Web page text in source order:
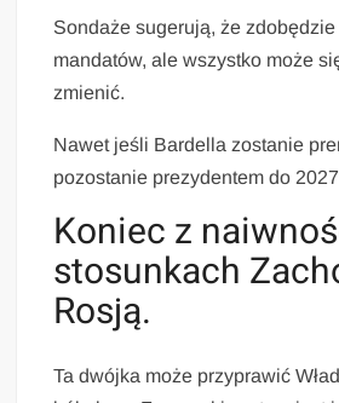
Sondaże sugerują, że
mandatów, ale wszystko może
zmienić.
Nawet jeśli Bardella zostanie
pozostanie prezydentem do 2027
Koniec z
stosunkach
Rosją.
Ta dwójka może przyprawić